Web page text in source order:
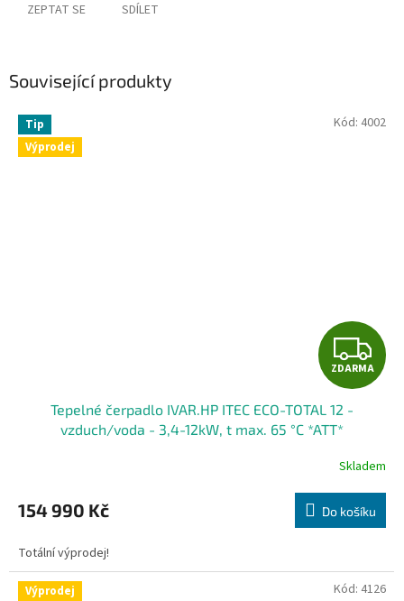
ZEPTAT SE SDÍLET
Související produkty
Tip
Výprodej
Z
D
R
M
A
ZDARMA
Tepelné čerpadlo IVAR.HP ITEC ECO-TOTAL 12 -
vzduch/voda - 3,4-12kW, t max. 65 °C *ATT*
Skladem
154 990 Kč Do košíku
Totální výprodej!
Kód: 4002
Výprodej Kód: 4126